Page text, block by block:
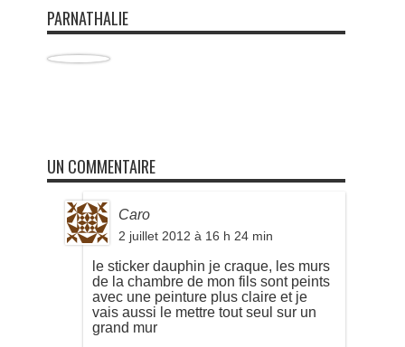
PARNATHALIE
UN COMMENTAIRE
Caro
2 juillet 2012 à 16 h 24 min
le sticker dauphin je craque, les murs
de la chambre de mon fils sont peints
avec une peinture plus claire et je
vais aussi le mettre tout seul sur un
grand mur